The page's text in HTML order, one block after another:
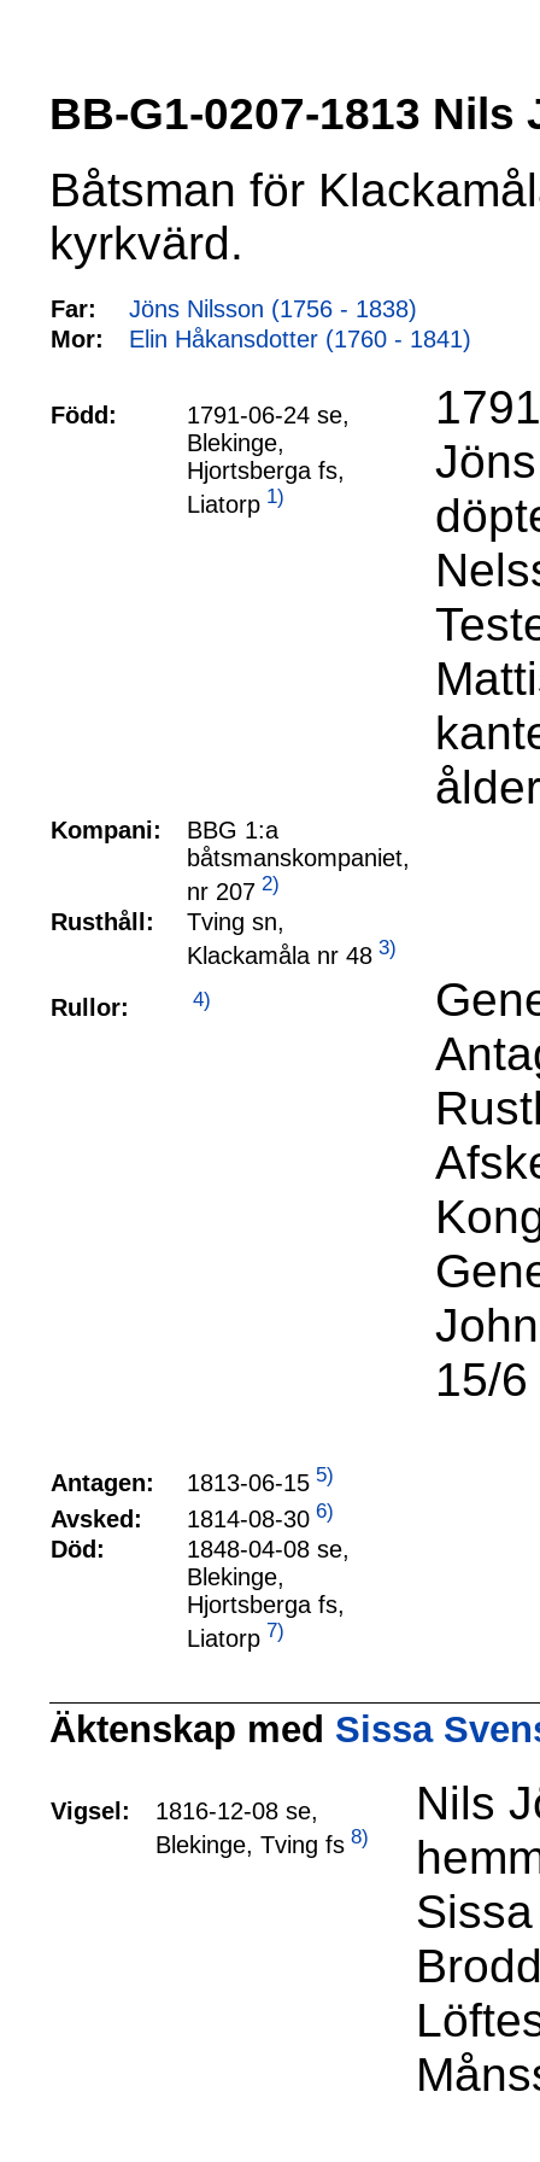
BB-G1-0207-1813
Båtsman för
kyrkvärd.
Far:
Jöns Nilsson (1756 - 1838)
Mor:
Elin Håkansdotter (1760 - 1841)
Född:
1791-06-24 se,
Blekinge,
Hjortsberga fs,
Liatorp 1)
Kompani:
BBG 1:a
båtsmanskompaniet,
nr 207 2)
Rusthåll:
Tving sn,
Klackamåla nr 48 3)
Rullor: 4)
15/
Antagen: 1813-06-15 5)
Avsked: 1814-08-30 6)
Död:
1848-04-08 se,
Blekinge,
Hjortsberga fs,
Liatorp 7)
Äktenskap med Sissa
Vigsel:
1816-12-08 se,
Blekinge, Tving fs 8)
Nils